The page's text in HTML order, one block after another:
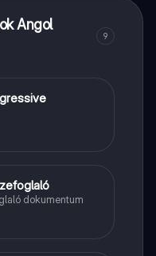
Angol
9
dokumentum